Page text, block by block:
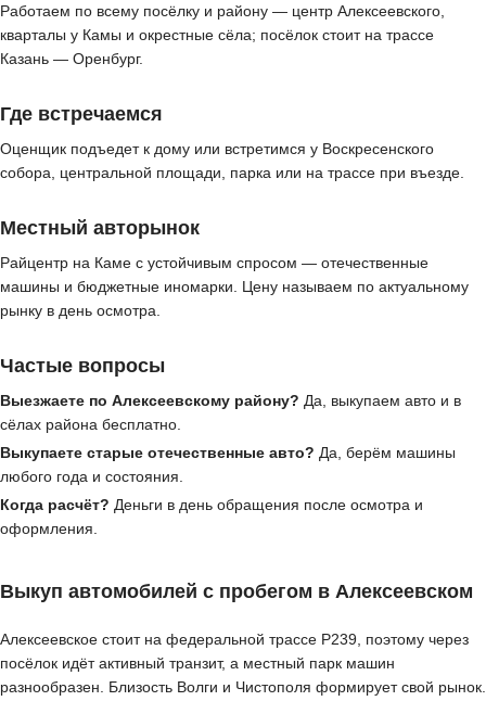
Работаем по всему посёлку и району — центр Алексеевского,
кварталы у Камы и окрестные сёла; посёлок стоит на трассе
Казань — Оренбург.
Где встречаемся
Оценщик подъедет к дому или встретимся у Воскресенского
собора, центральной площади, парка или на трассе при въезде.
Местный авторынок
Райцентр на Каме с устойчивым спросом — отечественные
машины и бюджетные иномарки. Цену называем по актуальному
рынку в день осмотра.
Частые вопросы
Выезжаете по Алексеевскому району? Да, выкупаем авто и в
сёлах района бесплатно.
Выкупаете старые отечественные авто? Да, берём машины
любого года и состояния.
Когда расчёт? Деньги в день обращения после осмотра и
оформления.
Выкуп автомобилей с пробегом в Алексеевском
Алексеевское стоит на федеральной трассе Р239, поэтому через
посёлок идёт активный транзит, а местный парк машин
разнообразен. Близость Волги и Чистополя формирует свой рынок.